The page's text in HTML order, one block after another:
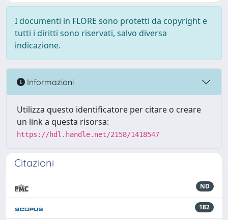
I documenti in FLORE sono protetti da copyright e
tutti i diritti sono riservati, salvo diversa
indicazione.
Informazioni
Utilizza questo identificatore per citare o creare
un link a questa risorsa:
https://hdl.handle.net/2158/1418547
Citazioni
ND
182